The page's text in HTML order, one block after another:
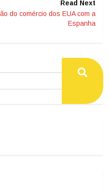
Read Next
do comércio dos EUA com a
Espanha